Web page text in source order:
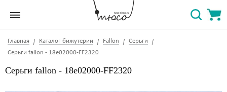
Главная Каталог бижутерии Fallon
Серьги
Серьги fallon - 18e02000-FF2320
Серьги fallon - 18e02000-FF2320